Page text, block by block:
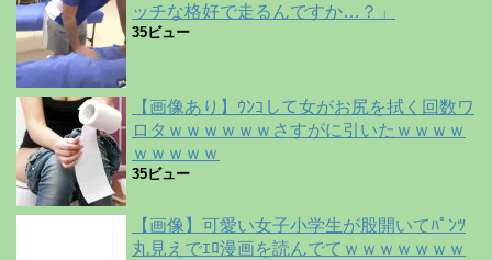
ッチな格好で走るんですか…？」
35ビュー
【画像あり】ｳﾝｺして女がお尻を拭く回数ワ
ロタｗｗｗｗｗｗさすがに引いたｗｗｗｗ
ｗｗｗｗｗ
35ビュー
【画像】可愛い女子小学生が股開いてﾊﾟﾝﾂ
丸見えでｴﾛ漫画を読んでてｗｗｗｗｗｗｗ